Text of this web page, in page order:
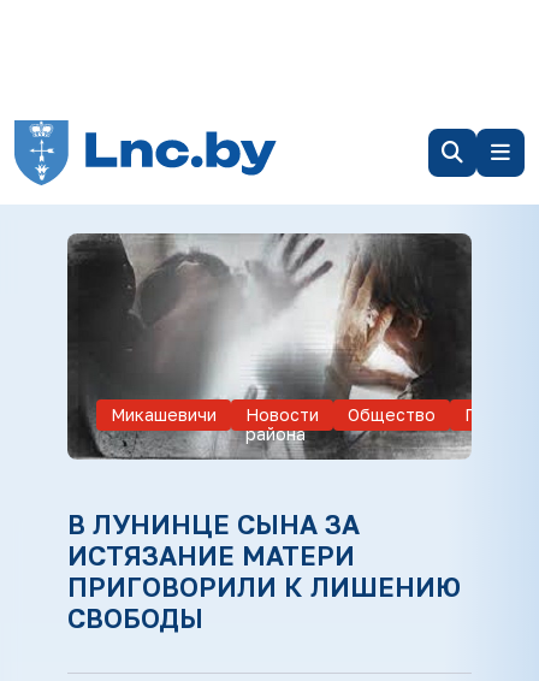
Микашевичи
Новости
района
Общество
В ЛУНИНЦЕ СЫНА ЗА
ИСТЯЗАНИЕ МАТЕРИ
ПРИГОВОРИЛИ К ЛИШЕНИЮ
СВОБОДЫ